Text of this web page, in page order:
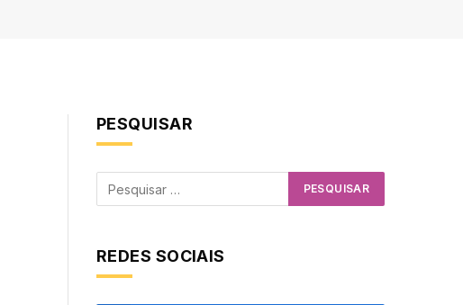
PESQUISAR
REDES SOCIAIS